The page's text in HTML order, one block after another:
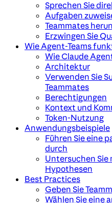
Sprechen Sie
Aufgaben
Teammates
Erzwingen Sie
Wie Agent-Teams
Wie Claude
Architektur
Verwenden Sie
Teammates
Berechtigungen
Kontext und
Token-Nutzung
Anwendungsbeispiele
Führen Sie eine
durch
Untersuchen
Hypothesen
Best Practices
Geben Sie
Wählen Sie eine